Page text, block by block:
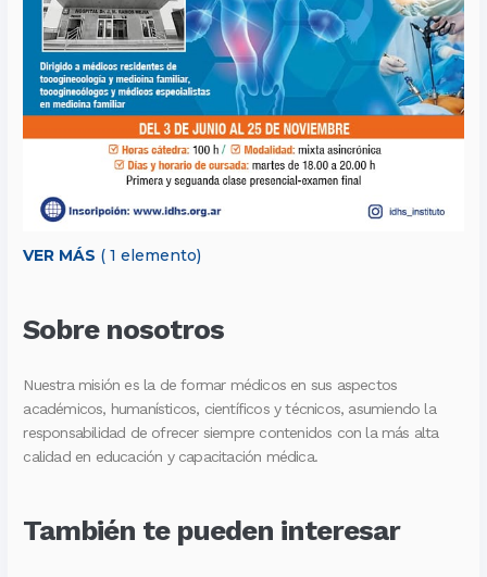
VER MÁS ( 1 elemento)
Sobre nosotros
Nuestra misión es la de formar médicos en sus aspectos
académicos, humanísticos, científicos y técnicos, asumiendo la
responsabilidad de ofrecer siempre contenidos con la más alta
calidad en educación y capacitación médica.
También te pueden interesar